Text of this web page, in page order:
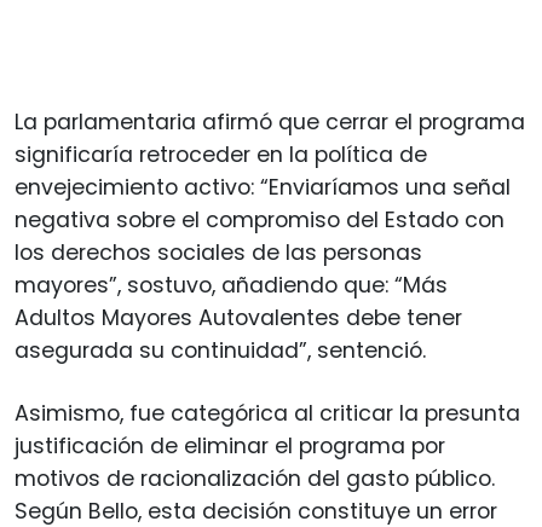
La parlamentaria afirmó que cerrar el programa
significaría retroceder en la política de
envejecimiento activo: “Enviaríamos una señal
negativa sobre el compromiso del Estado con
los derechos sociales de las personas
mayores”, sostuvo, añadiendo que: “Más
Adultos Mayores Autovalentes debe tener
asegurada su continuidad”, sentenció.
Asimismo, fue categórica al criticar la presunta
justificación de eliminar el programa por
motivos de racionalización del gasto público.
Según Bello, esta decisión constituye un error